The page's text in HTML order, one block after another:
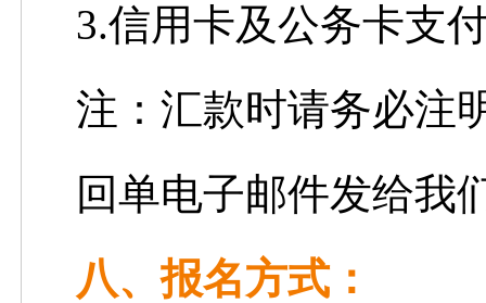
3.信用卡及公务卡支
注：汇款时请务必注
回单电子邮件发给我
八、报名方式：